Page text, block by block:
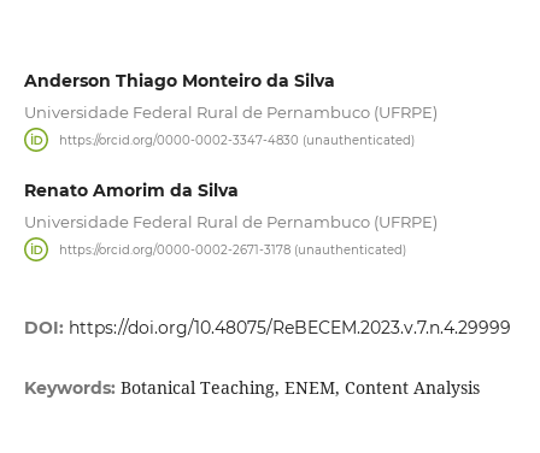
Anderson Thiago Monteiro da Silva
Universidade Federal Rural de Pernambuco (UFRPE)
https://orcid.org/0000-0002-3347-4830 (unauthenticated)
Renato Amorim da Silva
Universidade Federal Rural de Pernambuco (UFRPE)
https://orcid.org/0000-0002-2671-3178 (unauthenticated)
DOI: https://doi.org/10.48075/ReBECEM.2023.v.7.n.4.29999
Keywords: Botanical Teaching, ENEM, Content Analysis